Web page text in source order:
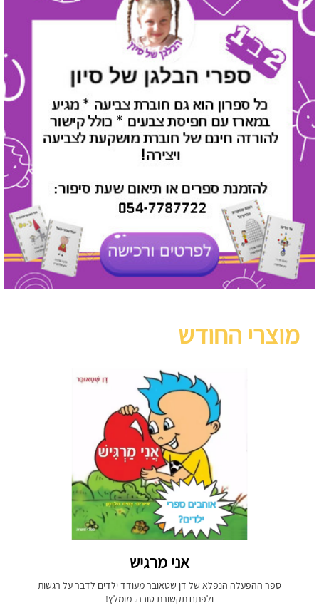
מוצרי החודש
אני מרגיש
ספר ההפעלה הנפלא של דן שטאובר מעודד ילדים לדבר על רגשות
ולפתח תקשורת טובה. מומלץ!